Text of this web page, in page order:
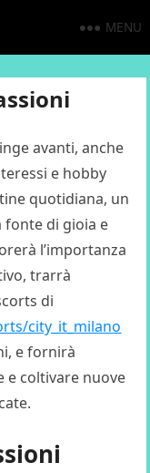
MENU
avanti, anche
e hobby
quotidiana, un
fonte di gioia e
l’importanza
trarrà
di
city_it_milano
e fornirà
coltivare nuove